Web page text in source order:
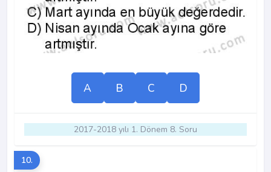
A B C D
2017-2018 yılı 1. Dönem 8. Soru
10.